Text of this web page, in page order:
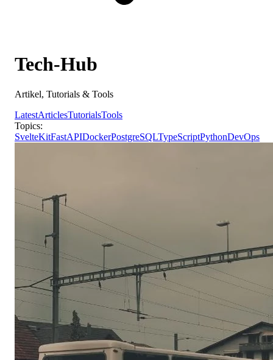
Tech-Hub
Artikel, Tutorials & Tools
LatestArticlesTutorialsTools
Topics:
SvelteKitFastAPIDockerPostgreSQLTypeScriptPythonDevOps